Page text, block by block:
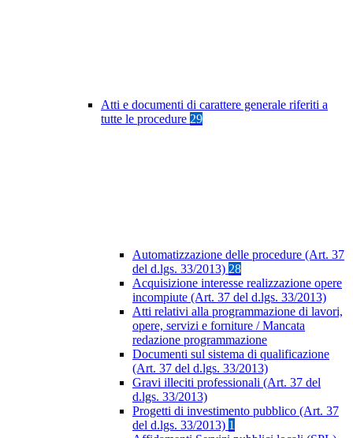
Atti e documenti di carattere generale riferiti a
tutte le procedure 29
Automatizzazione delle procedure (Art. 37
del d.lgs. 33/2013) 28
Acquisizione interesse realizzazione opere
incompiute (Art. 37 del d.lgs. 33/2013)
Atti relativi alla programmazione di lavori,
opere, servizi e forniture / Mancata
redazione programmazione
Documenti sul sistema di qualificazione
(Art. 37 del d.lgs. 33/2013)
Gravi illeciti professionali (Art. 37 del
d.lgs. 33/2013)
Progetti di investimento pubblico (Art. 37
del d.lgs. 33/2013) 1